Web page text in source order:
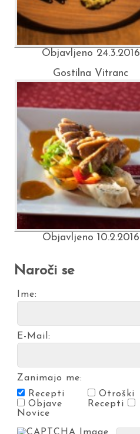
Objavljeno 24.3.2016
Gostilna Vitranc
Objavljeno 10.2.2016
Naroči se
Ime:
E-Mail:
Zanimajo me:
Recepti
Otroški
Recepti
Objave
Novice